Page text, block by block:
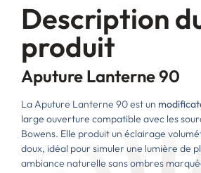
Description
produit
Aputure Lanterne 90
La Aputure Lanterne 90 est un
large ouverture compatible avec les
Bowens. Elle produit un éclairage
doux, idéal pour simuler une lumière de
ambiance naturelle sans ombres